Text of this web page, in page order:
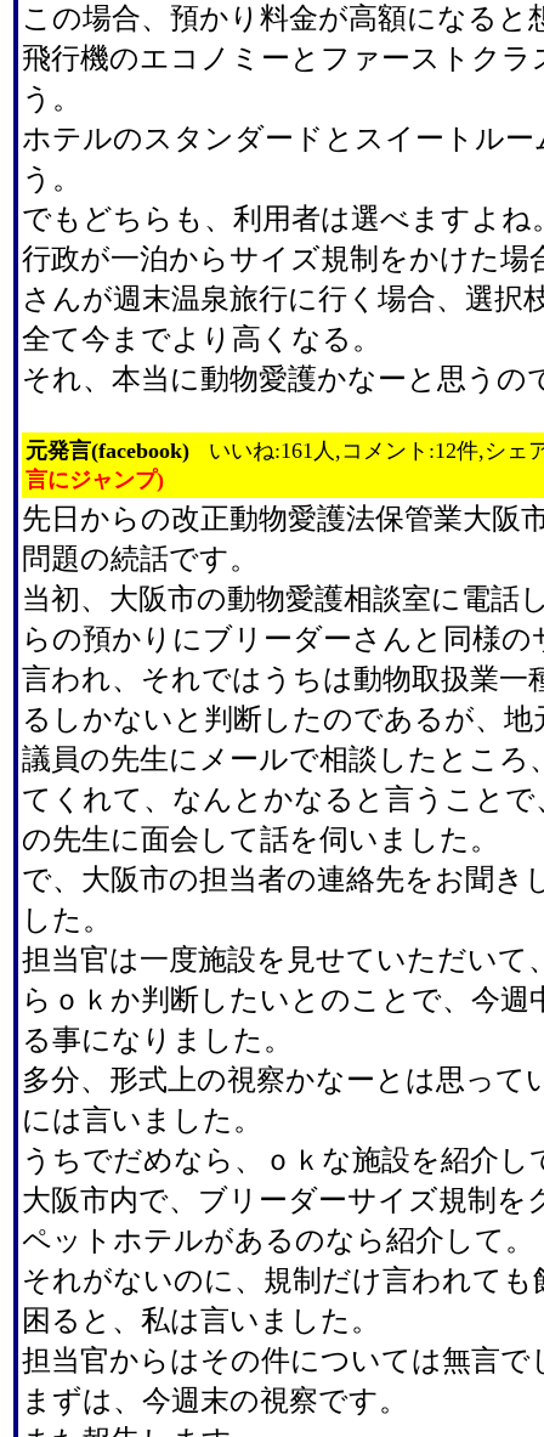
この場合、預かり料金が高額になると
飛行機のエコノミーとファーストクラ
う。
ホテルのスタンダードとスイートルー
う。
でもどちらも、利用者は選べますよね
行政が一泊からサイズ規制をかけた場
さんが週末温泉旅行に行く場合、選択
全て今までより高くなる。
それ、本当に動物愛護かなーと思うの
元発言(facebook)
いいね:161人,コメント:12件,シェ
言にジャンプ)
先日からの改正動物愛護法保管業大阪
問題の続話です。
当初、大阪市の動物愛護相談室に電話
らの預かりにブリーダーさんと同様の
言われ、それではうちは動物取扱業一
るしかないと判断したのであるが、地
議員の先生にメールで相談したところ
てくれて、なんとかなると言うことで
の先生に面会して話を伺いました。
で、大阪市の担当者の連絡先をお聞き
した。
担当官は一度施設を見せていただいて
らｏｋか判断したいとのことで、今週
る事になりました。
多分、形式上の視察かなーとは思って
には言いました。
うちでだめなら、ｏｋな施設を紹介し
大阪市内で、ブリーダーサイズ規制を
ペットホテルがあるのなら紹介して。
それがないのに、規制だけ言われても
困ると、私は言いました。
担当官からはその件については無言で
まずは、今週末の視察です。